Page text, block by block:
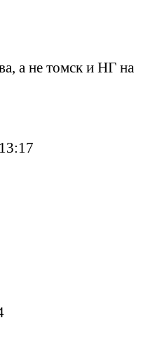
а не томск и НГ на